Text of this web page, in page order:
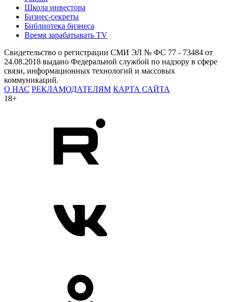
Школа инвестора
Бизнес-секреты
Библиотека бизнеса
Время зарабатывать TV
Свидетельство о регистрации СМИ ЭЛ № ФС 77 - 73484 от
24.08.2018 выдано Федеральной службой по надзору в сфере
связи, информационных технологий и массовых
коммуникаций.
О НАС РЕКЛАМОДАТЕЛЯМ КАРТА САЙТА
18+